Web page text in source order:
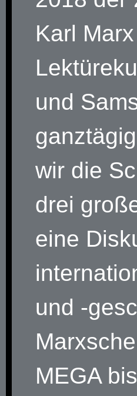
Karl
und
wir die
drei
eine
und -
MEGA